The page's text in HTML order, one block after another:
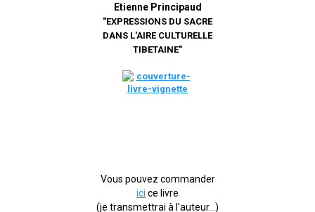
Etienne Principaud
"EXPRESSIONS DU SACRE
DANS L'AIRE CULTURELLE
TIBETAINE"
Vous pouvez commander
ici ce livre
(je transmettrai à l'auteur...)